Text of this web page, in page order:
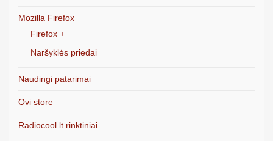
Mozilla Firefox
Firefox +
Naršyklės priedai
Naudingi patarimai
Ovi store
Radiocool.lt rinktiniai